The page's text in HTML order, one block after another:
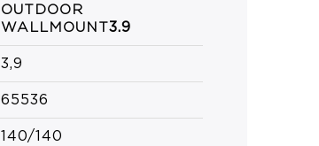
OUTDOOR
WALLMOUNT3.9
3,9
65536
140/140